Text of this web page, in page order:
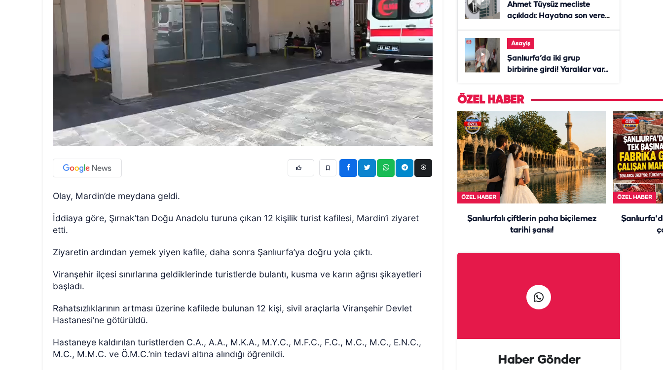
Olay, Mardin’de meydana geldi.
İddiaya göre, Şırnak’tan Doğu Anadolu turuna çıkan 12 kişilik turist kafilesi, Mardin’i ziyaret
etti.
Ziyaretin ardından yemek yiyen kafile, daha sonra Şanlıurfa’ya doğru yola çıktı.
Viranşehir ilçesi sınırlarına geldiklerinde turistlerde bulantı, kusma ve karın ağrısı şikayetleri
başladı.
Rahatsızlıklarının artması üzerine kafilede bulunan 12 kişi, sivil araçlarla Viranşehir Devlet
Hastanesi’ne götürüldü.
Hastaneye kaldırılan turistlerden C.A., A.A., M.K.A., M.Y.C., M.F.C., F.C., M.C., M.C., E.N.C.,
M.C., M.M.C. ve Ö.M.C.’nin tedavi altına alındığı öğrenildi.
Ahmet Tüysüz mecliste
açıkladı: Hayatına son veren
ölmezdim" notunu bıraktı
Asayiş
Şanlıurfa’da iki grup
birbirine girdi! Yaralılar var...
ÖZEL HABER
ÖZEL HABER
Şanlıurfalı çiftlerin paha biçilemez
tarihi şansı!
ÖZEL HABER
Haber Gönder